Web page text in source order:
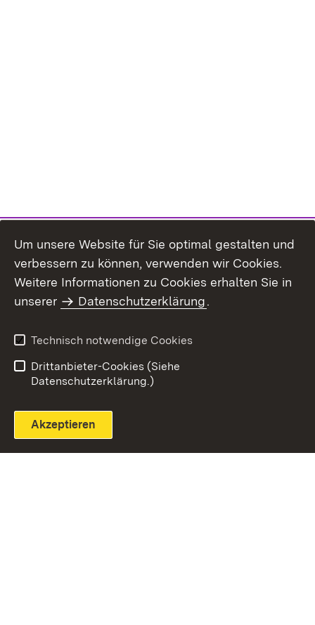
Themenübersicht
Um unsere Website für Sie optimal gestalten und
verbessern zu können, verwenden wir Cookies.
Weitere Informationen zu Cookies erhalten Sie in
unserer
Datenschutzerklärung.
Technisch notwendige Cookies
Drittanbieter-Cookies (Siehe
Datenschutzerklärung.)
Akzeptieren